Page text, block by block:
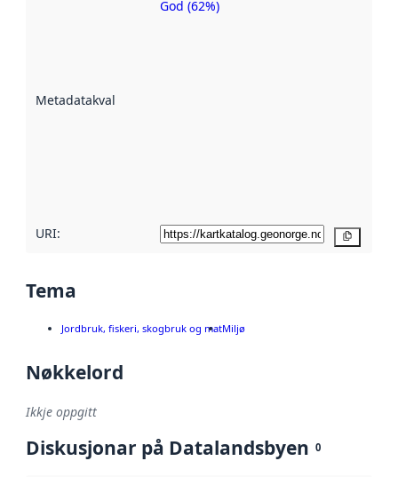
Metadatakvalitet
Metadatakvalitet
God (62%)
URI:
Tema
Jordbruk, fiskeri, skogbruk og matMiljø
Nøkkelord
Ikkje oppgitt
Diskusjonar på Datalandsbyen 0